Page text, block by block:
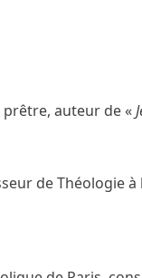
auteur de «
de Théologie à